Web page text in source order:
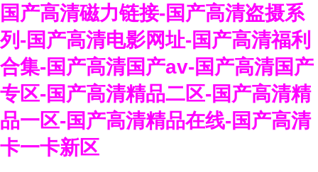
国产高清磁力链接-国产高清盗摄系
列-国产高清电影网址-国产高清福利
合集-国产高清国产av-国产高清国产
专区-国产高清精品二区-国产高清精
品一区-国产高清精品在线-国产高清
卡一卡新区